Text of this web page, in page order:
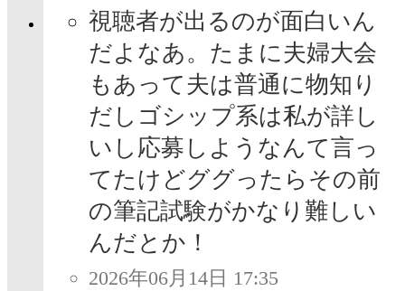
視聴者が出るのが面白いん
だよなあ。たまに夫婦大会
もあって夫は普通に物知り
だしゴシップ系は私が詳し
いし応募しようなんて言っ
てたけどググったらその前
の筆記試験がかなり難しい
んだとか！
2026年06月14日 17:35